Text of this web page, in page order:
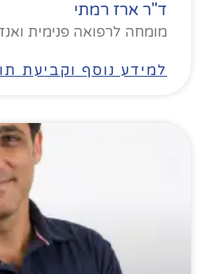
ד"ר ארז רמתי
מומחה לרפואה פנימית
למידע נוסף וקביעת